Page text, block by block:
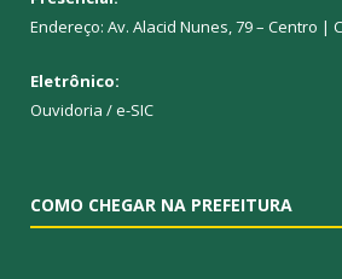
Endereço: Av. Alacid Nunes, 79 – Centro |
Eletrônico:
Ouvidoria /e-SIC
COMO CHEGAR NA PREFEITURA